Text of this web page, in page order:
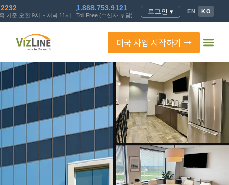
기준 오전 9시 ~ 저녁 11시
1.888.753.9121
Toll Free (수신자 부담)
| 로그인 ▾ | EN KO
미국 사업 시작하기 →